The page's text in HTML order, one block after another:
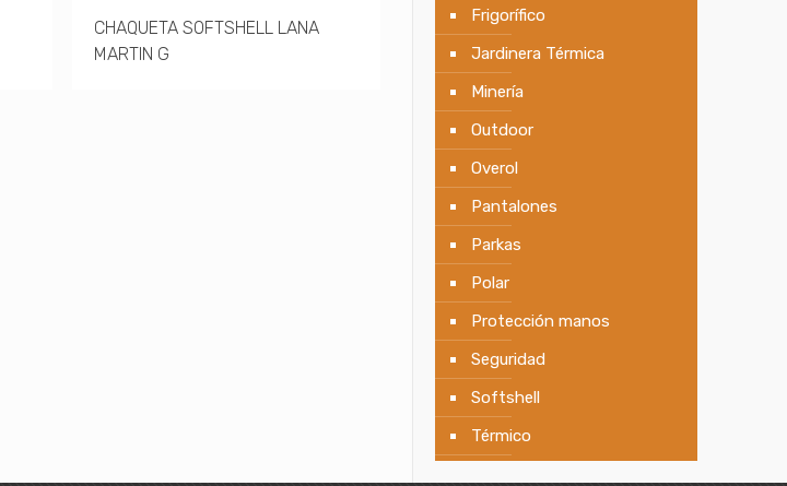
CHAQUETA SOFTSHELL LANA
MARTIN G
Frigorífico
Jardinera Térmica
Minería
Outdoor
Overol
Pantalones
Parkas
Polar
Protección manos
Seguridad
Softshell
Térmico